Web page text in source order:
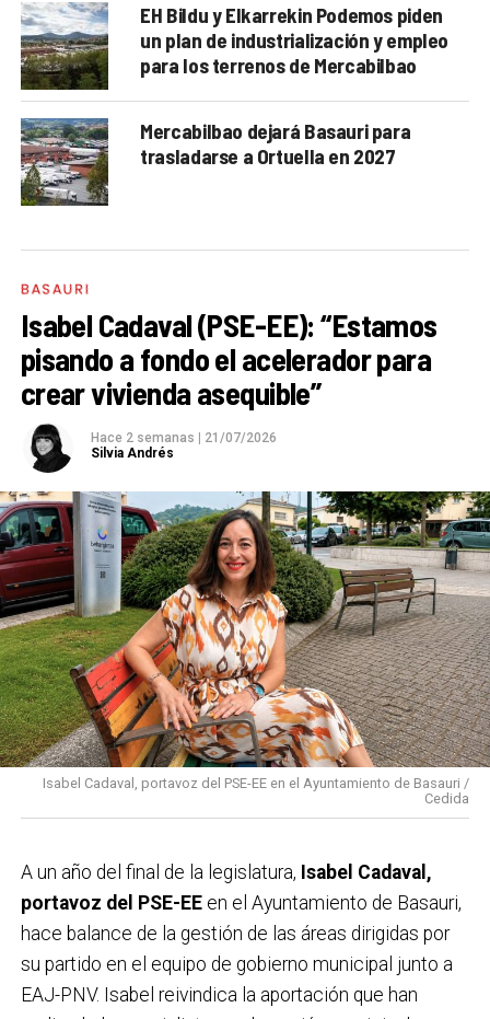
EH Bildu y Elkarrekin Podemos piden
un plan de industrialización y empleo
para los terrenos de Mercabilbao
Mercabilbao dejará Basauri para
trasladarse a Ortuella en 2027
BASAURI
Isabel Cadaval (PSE-EE): “Estamos
pisando a fondo el acelerador para
crear vivienda asequible”
Hace 2 semanas
21/07/2026
Silvia Andrés
Isabel Cadaval, portavoz del PSE-EE en el Ayuntamiento de Basauri /
Cedida
A un año del final de la legislatura, Isabel Cadaval,
portavoz del PSE-EEen el Ayuntamiento de Basauri,
hace balance de la gestión de las áreas dirigidas por
su partido en el equipo de gobierno municipal junto a
EAJ-PNV. Isabel reivindica la aportación que han